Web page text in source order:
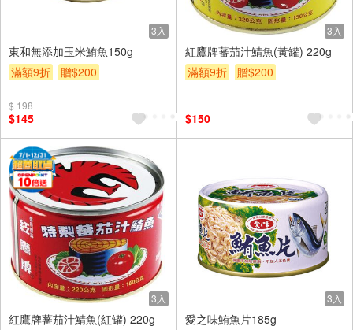
3入
東和無添加玉米鮪魚150g
滿額9折
贈$200
$ 198
$145
3入
紅鷹牌蕃茄汁鯖魚(黃罐) 220g
滿額9折
贈$200
$150
3入
紅鷹牌蕃茄汁鯖魚(紅罐) 220g
3入
愛之味鮪魚片185g